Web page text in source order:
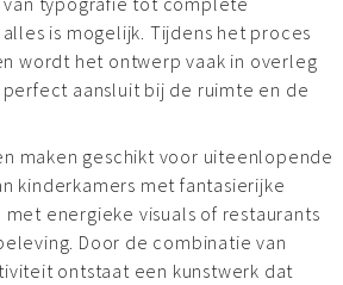
is mogelijk. Tijdens het proces
wordt het ontwerp vaak in overleg
aansluit bij de ruimte en de
maken geschikt voor uiteenlopende
kinderkamers met fantasierijke
met energieke visuals of restaurants
Door de combinatie van
ontstaat een kunstwerk dat